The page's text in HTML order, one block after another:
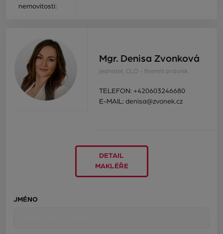
nemovitosti:
Mgr. Denisa Zvonková
jednatel, CLO - firemní právník
TELEFON: +420603246680
E-MAIL: denisa@zvonek.cz
DETAIL
MAKLÉŘE
JMÉNO